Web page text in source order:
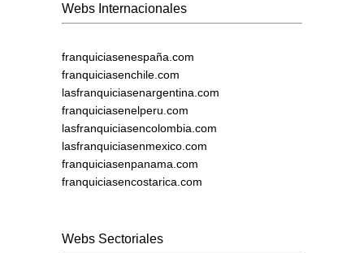
Webs Internacionales
franquiciasenespaña.com
franquiciasenchile.com
lasfranquiciasenargentina.com
franquiciasenelperu.com
lasfranquiciasencolombia.com
lasfranquiciasenmexico.com
franquiciasenpanama.com
franquiciasencostarica.com
Webs Sectoriales